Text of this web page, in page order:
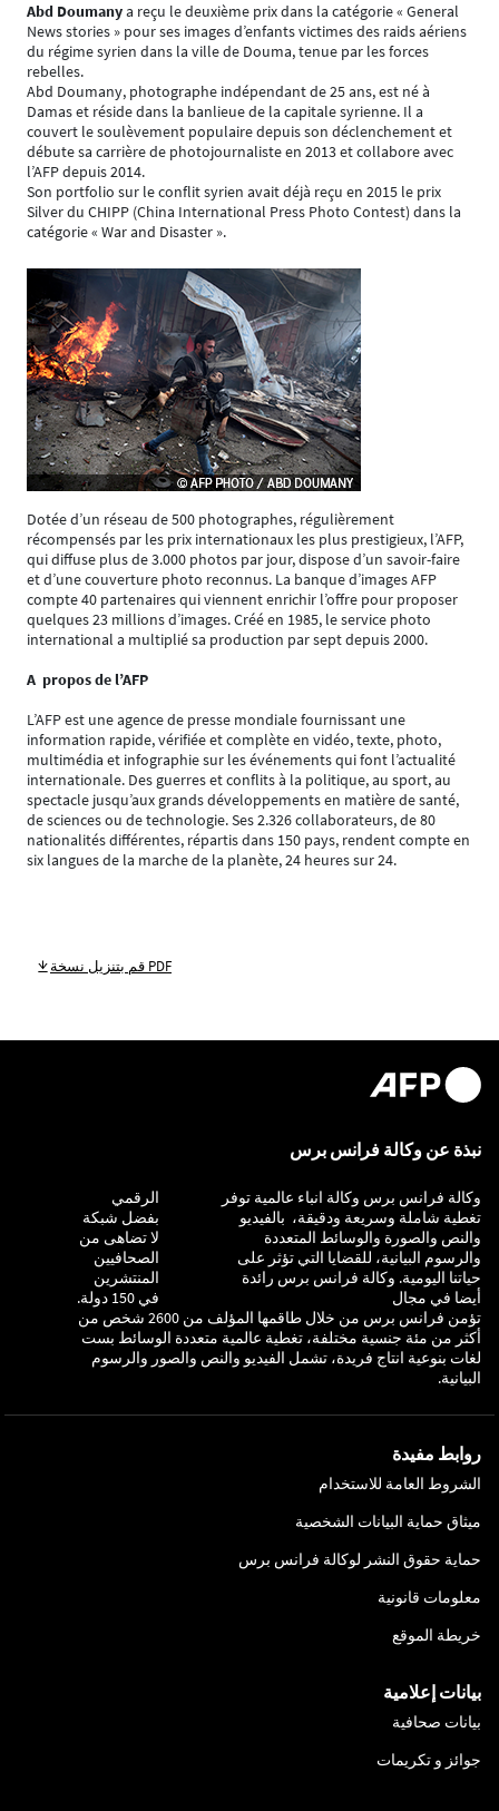
Abd Doumanya reçu le deuxième prix dans la catégorie « General
News stories » pour ses images d’enfants victimes des raids aériens
du régime syrien dans la ville de Douma, tenue par les forces
rebelles.
Abd Doumany, photographe indépendant de 25 ans, est né à
Damas et réside dans la banlieue de la capitale syrienne. Il a
couvert le soulèvement populaire depuis son déclenchement et
débute sa carrière de photojournaliste en 2013 et collabore avec
l’AFP depuis 2014.
Son portfolio sur le conflit syrien avait déjà reçu en 2015 le prix
Silver du CHIPP (China International Press Photo Contest) dans la
catégorie « War and Disaster ».
Dotée d’un réseau de 500 photographes, régulièrement
récompensés par les prix internationaux les plus prestigieux, l’AFP,
qui diffuse plus de 3.000 photos par jour, dispose d’un savoir-faire
et d’une couverture photo reconnus. La banque d’images AFP
compte 40 partenaires qui viennent enrichir l’offre pour proposer
quelques 23 millions d’images. Créé en 1985, le service photo
international a multiplié sa production par sept depuis 2000.
A propos de l’AFP
L’AFP est une agence de presse mondiale fournissant une
information rapide, vérifiée et complète en vidéo, texte, photo,
multimédia et infographie sur les événements qui font l’actualité
internationale. Des guerres et conflits à la politique, au sport, au
spectacle jusqu’aux grands développements en matière de santé,
de sciences ou de technologie. Ses 2.326 collaborateurs, de 80
nationalités différentes, répartis dans 150 pays, rendent compte en
six langues de la marche de la planète, 24 heures sur 24.
قم بتنزيل نسخة PDF
نبذة عن وكالة فرانس برس
وكالة فرانس برس وكالة انباء عالمية توفر
تغطية شاملة وسريعة ودقيقة، بالفيديو
والنص والصورة والوسائط المتعددة
والرسوم البيانية، للقضايا التي تؤثر على
حياتنا اليومية. وكالة فرانس برس رائدة
أيضا في مجال
الرقمي
بفضل شبكة
لا تضاهى من
الصحافيين
المنتشرين
في 150 دولة.
تؤمن فرانس برس من خلال طاقمها المؤلف من 2600 شخص من
أكثر من مئة جنسية مختلفة، تغطية عالمية متعددة الوسائط بست
لغات بنوعية انتاج فريدة، تشمل الفيديو والنص والصور والرسوم
البيانية.
روابط مفيدة
الشروط العامة للاستخدام
ميثاق حماية البيانات الشخصية
حماية حقوق النشر لوكالة فرانس برس
معلومات قانونية
خريطة الموقع
بيانات إعلامية
بيانات صحافية
جوائز و تكريمات